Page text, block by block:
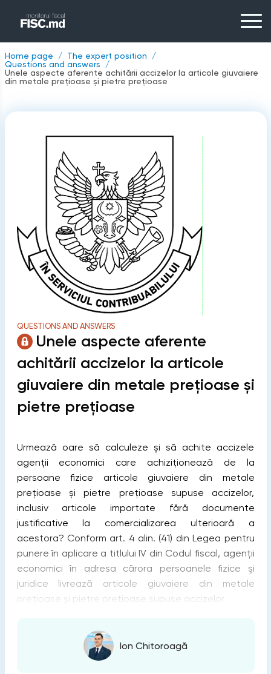
Home page
The expert position
Questions and answers
Unele aspecte aferente achitării accizelor la articole giuvaiere
din metale prețioase și pietre prețioase
QUESTIONS AND ANSWERS
Unele aspecte aferente
achitării accizelor la articole
giuvaiere din metale prețioase și
pietre prețioase
Urmează oare să calculeze și să achite accizele
agenții economici care achiziționează de la
persoane fizice articole giuvaiere din metale
prețioase și pietre prețioase supuse accizelor,
inclusiv articole importate fără documente
justificative la comercializarea ulterioară a
acestora? Conform art. 4 alin. (41) din Legea pentru
punere în aplicare a titlului IV din Codul fiscal, agenții
economici în adresa cărora persoanele fizice şi
juridice livrează articole giuvaiere din metale
prețioase şi pietre prețioase supuse accizelor
Ion Chitoroagă